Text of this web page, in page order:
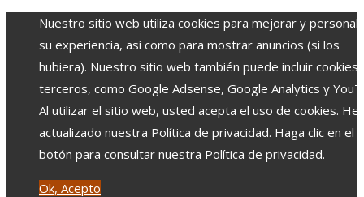
Nuestro sitio web utiliza cookies para mejorar y
su experiencia, así como para mostrar anuncios (si los
hubiera). Nuestro sitio web también puede incluir cookies
terceros, como Google Adsense, Google Analytics y
Al utilizar el sitio web, usted acepta el uso de cookies.
actualizado nuestra Política de privacidad. Haga clic en el
botón para consultar nuestra Política de privacidad.
Ok, Acepto